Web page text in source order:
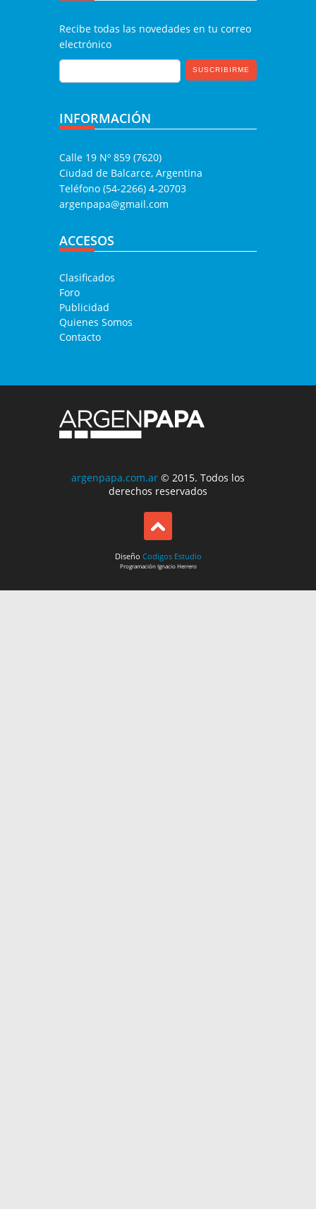
Recibe todas las novedades en tu correo
electrónico
INFORMACIÓN
Calle 19 Nº 859 (7620)
Ciudad de Balcarce, Argentina
Teléfono (54-2266) 4-20703
argenpapa@gmail.com
ACCESOS
Clasificados
Foro
Publicidad
Quienes Somos
Contacto
argenpapa.com.ar © 2015. Todos los
derechos reservados
Diseño Codigos Estudio
ProgramaciónIgnacio Herrero